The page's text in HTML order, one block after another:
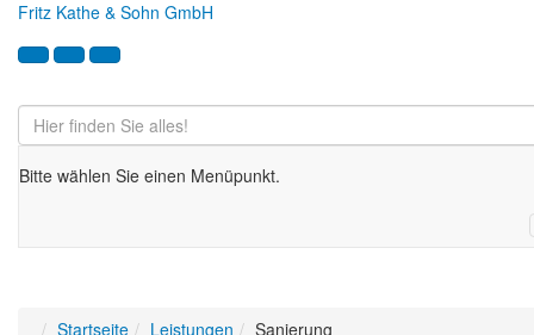
Fritz Kathe & Sohn GmbH
Bitte wählen Sie einen Menüpunkt.
Startseite Leistungen Sanierung